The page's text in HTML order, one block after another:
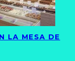
LA MESA DE